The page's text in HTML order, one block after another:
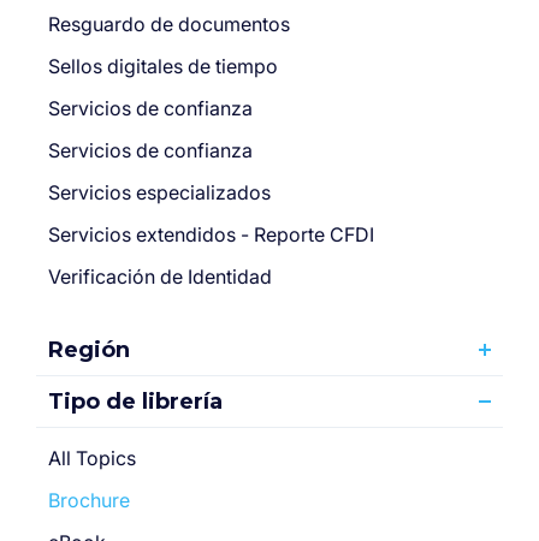
Resguardo de documentos
Sellos digitales de tiempo
Servicios de confianza
Servicios de confianza
Servicios especializados
Servicios extendidos - Reporte CFDI
Verificación de Identidad
Región
Tipo de librería
All Topics
Brochure